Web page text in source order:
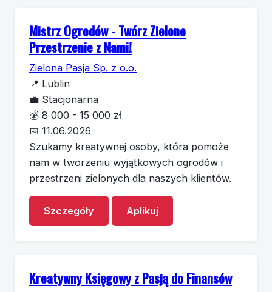
Mistrz Ogrodów - Twórz Zielone
Przestrzenie z Nami!
Zielona Pasja Sp. z o.o.
📍 Lublin
💼 Stacjonarna
💰 8 000 - 15 000 zł
📅 11.06.2026
Szukamy kreatywnej osoby, która pomoże
nam w tworzeniu wyjątkowych ogrodów i
przestrzeni zielonych dla naszych klientów.
Szczegóły Aplikuj
Kreatywny Księgowy z Pasją do Finansów